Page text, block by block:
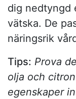
dig nedtyngd
vätska. De
näringsrik
Tips: Prova
olja och
egenskaper